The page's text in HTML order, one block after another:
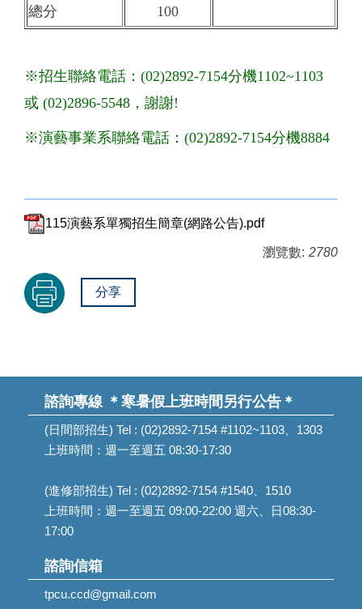
總分 100
※招生聯絡電話：(02)2892-7154分機1102~1103
或 (02)2896-5548，謝謝!
※演藝事業系聯絡電話：(02)2892-7154分機8884
115演藝系單獨招生簡章(網路公告).pdf
瀏覽數: 2780
分享
諮詢專線 ＊寒暑假上班時間另行公告＊
(日間部招生) Tel : (02)2892-7154 #1102~1103、1303
上班時間：週一至週五 08:30-17:30
(進修部招生) Tel : (02)2892-7154 #1540、1510
上班時間：週一至週五 09:00-22:00 週六、日08:30-
17:00
諮詢信箱
tpcu.ccd@gmail.com